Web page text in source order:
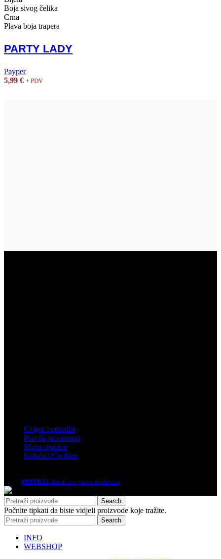
Boja sivog čelika
Crna
Plava boja trapera
PARTY LADY
Payper
5,99 € + PDV
Uvijeti i odredbe
Pravila privatnosti
Mapa stranice
Kolačići/Cookies
MISTRAL d.o.o. sva prava pridržana
Search
Počnite tipkati da biste vidjeli proizvode koje tražite.
Search
INFO
WEBSHOP